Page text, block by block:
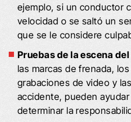
ejemplo, si un conductor
velocidad o se saltó un
que se le considere
Pruebas de la escena
las marcas de frenada,
grabaciones de video y
accidente, pueden
determinar la